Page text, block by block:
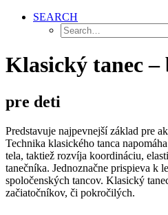
SEARCH
Klasický tanec –
pre deti
Predstavuje najpevnejší základ pre
Technika klasického tanca
tela, taktiež rozvíja koordináciu,
tanečníka. Jednoznačne prispieva k
spoločenských tancov. Klasický
začiatočníkov, či pokročilých.